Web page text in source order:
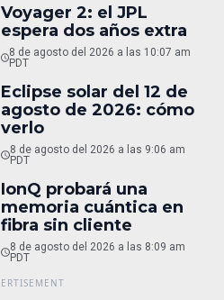
Voyager 2: el JPL
espera dos años extra
8 de agosto del 2026 a las 10:07 am
PDT
Eclipse solar del 12 de
agosto de 2026: cómo
verlo
8 de agosto del 2026 a las 9:06 am
PDT
IonQ probará una
memoria cuántica en
fibra sin cliente
8 de agosto del 2026 a las 8:09 am
PDT